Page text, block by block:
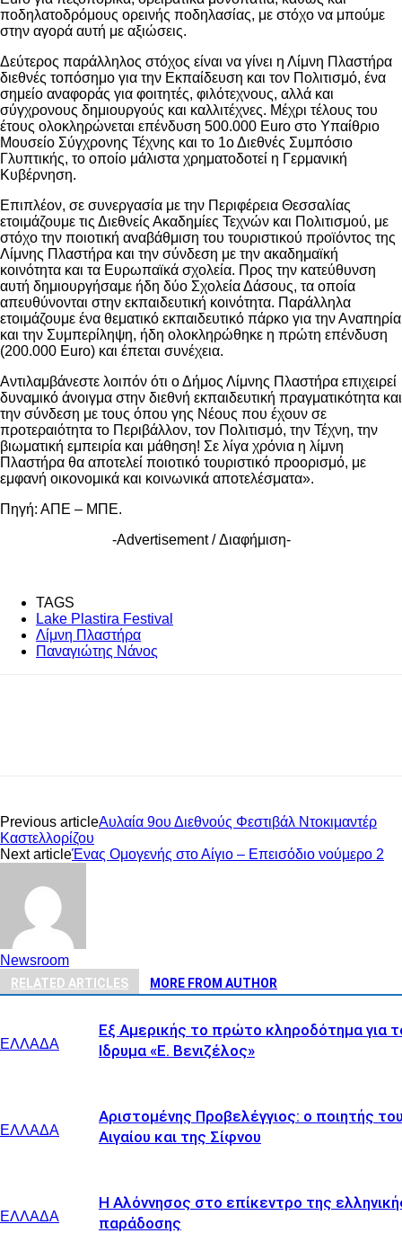
ποδηλατοδρόμους ορεινής ποδηλασίας, με στόχο να μπούμε
στην αγορά αυτή με αξιώσεις.
Δεύτερος παράλληλος στόχος είναι να γίνει η Λίμνη Πλαστήρα
διεθνές τοπόσημο για την Εκπαίδευση και τον Πολιτισμό, ένα
σημείο αναφοράς για φοιτητές, φιλότεχνους, αλλά και
σύγχρονους δημιουργούς και καλλιτέχνες. Μέχρι τέλους του
έτους ολοκληρώνεται επένδυση 500.000 Euro στο Υπαίθριο
Μουσείο Σύγχρονης Τέχνης και το 1ο Διεθνές Συμπόσιο
Γλυπτικής, το οποίο μάλιστα χρηματοδοτεί η Γερμανική
Κυβέρνηση.
Επιπλέον, σε συνεργασία με την Περιφέρεια Θεσσαλίας
ετοιμάζουμε τις Διεθνείς Ακαδημίες Τεχνών και Πολιτισμού, με
στόχο την ποιοτική αναβάθμιση του τουριστικού προϊόντος της
Λίμνης Πλαστήρα και την σύνδεση με την ακαδημαϊκή
κοινότητα και τα Ευρωπαϊκά σχολεία. Προς την κατεύθυνση
αυτή δημιουργήσαμε ήδη δύο Σχολεία Δάσους, τα οποία
απευθύνονται στην εκπαιδευτική κοινότητα. Παράλληλα
ετοιμάζουμε ένα θεματικό εκπαιδευτικό πάρκο για την Αναπηρία
και την Συμπερίληψη, ήδη ολοκληρώθηκε η πρώτη επένδυση
(200.000 Euro) και έπεται συνέχεια.
Αντιλαμβάνεστε λοιπόν ότι ο Δήμος Λίμνης Πλαστήρα επιχειρεί
δυναμικό άνοιγμα στην διεθνή εκπαιδευτική πραγματικότητα και
την σύνδεση με τους όπου γης Νέους που έχουν σε
προτεραιότητα το Περιβάλλον, τον Πολιτισμό, την Τέχνη, την
βιωματική εμπειρία και μάθηση! Σε λίγα χρόνια η λίμνη
Πλαστήρα θα αποτελεί ποιοτικό τουριστικό προορισμό, με
εμφανή οικονομικά και κοινωνικά αποτελέσματα».
Πηγή: ΑΠΕ – ΜΠΕ.
-Advertisement / Διαφήμιση-
TAGS
Lake Plastira Festival
Λίμνη Πλαστήρα
Παναγιώτης Νάνος
Previous articleΑυλαία 9ου Διεθνoύς Φεστιβάλ Ντοκιμαντέρ
Καστελλορίζου
Next articleΈνας Ομογενής στο Αίγιο – Επεισόδιο νούμερο 2
Newsroom
RELATED ARTICLES MORE FROM AUTHOR
ΕΛΛΑΔΑ
Εξ Αμερικής το πρώτο κληροδότημα για
Ιδρυμα «Ε. Βενιζέλος»
ΕΛΛΑΔΑ
Αριστομένης Προβελέγγιος: ο ποιητής
Αιγαίου και της Σίφνου
ΕΛΛΑΔΑ
Η Αλόννησος στο επίκεντρο της
παράδοσης